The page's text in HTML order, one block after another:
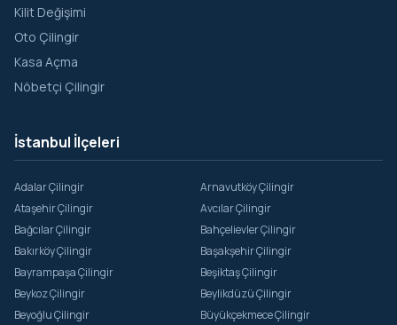
Kilit Değişimi
Oto Çilingir
Kasa Açma
Nöbetçi Çilingir
İstanbul İlçeleri
Adalar Çilingir
Arnavutköy Çilingir
Ataşehir Çilingir
Avcılar Çilingir
Bağcılar Çilingir
Bahçelievler Çilingir
Bakırköy Çilingir
Başakşehir Çilingir
Bayrampaşa Çilingir
Beşiktaş Çilingir
Beykoz Çilingir
Beylikdüzü Çilingir
Beyoğlu Çilingir
Büyükçekmece Çilingir